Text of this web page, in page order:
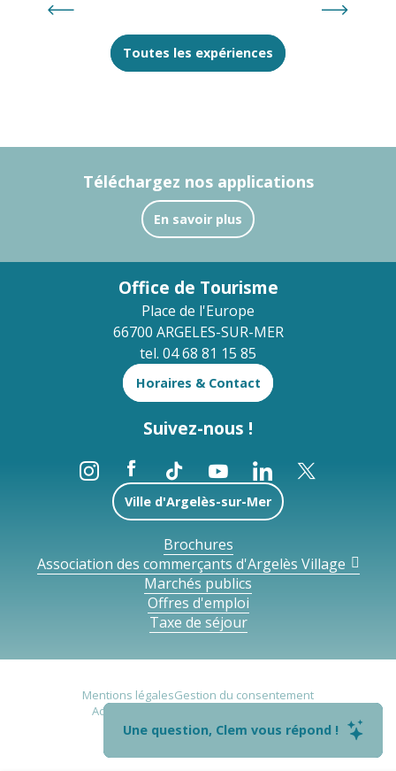
Entre deux massifs : l’escapade catalane
de Julien Audigier, des Alpes aux Albères
Toutes les expériences
Une question, Clem vous répond !
Téléchargez nos applications
En savoir plus
Office de Tourisme
Place de l'Europe
66700 ARGELES-SUR-MER
tel. 04 68 81 15 85
Horaires & Contact
Suivez-nous !
Ville d'Argelès-sur-Mer
Brochures
Association des commerçants d'Argelès Village
Marchés publics
Offres d'emploi
Taxe de séjour
Mentions légalesGestion du consentement
Accessibilité : non conforme
Politique de confidentialité